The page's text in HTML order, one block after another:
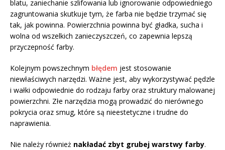
blatu, zaniechanie szlifowania lub ignorowanie odpowiedniego
zagruntowania skutkuje tym, że farba nie będzie trzymać się
tak, jak powinna. Powierzchnia powinna być gładka, sucha i
wolna od wszelkich zanieczyszczeń, co zapewnia lepszą
przyczepność farby.
Kolejnym powszechnym błędem jest stosowanie
niewłaściwych narzędzi. Ważne jest, aby wykorzystywać pędzle
i wałki odpowiednie do rodzaju farby oraz struktury malowanej
powierzchni. Złe narzędzia mogą prowadzić do nierównego
pokrycia oraz smug, które są nieestetyczne i trudne do
naprawienia.
Nie należy również nakładać zbyt grubej warstwy farby.